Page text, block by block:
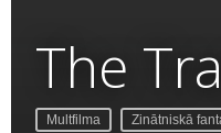
The
Multfilma Zinātniskā